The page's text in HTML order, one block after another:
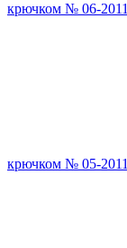
крючком № 06-2011
крючком № 05-2011